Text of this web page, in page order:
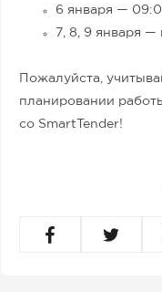
6 января —
7, 8, 9 января —
Пожалуйста,
планировании
со SmartTender!